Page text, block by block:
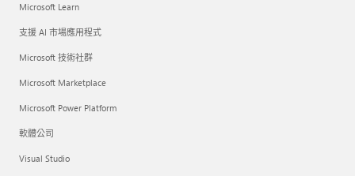
Microsoft Learn
支援 AI 市場應用程式
Microsoft 技術社群
Microsoft Marketplace
Microsoft Power Platform
軟體公司
Visual Studio